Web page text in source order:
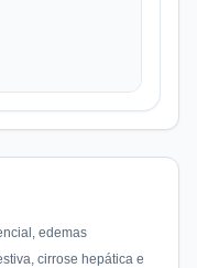
edemas
cirrose hepática e